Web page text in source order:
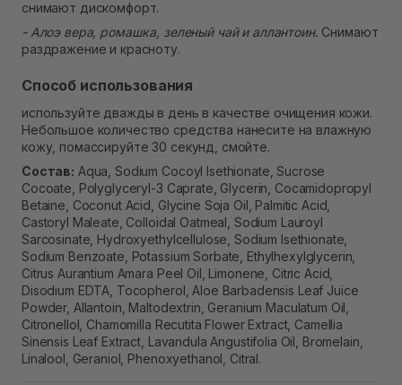
снимают дискомфорт.
- Алоэ вера, ромашка, зеленый чай и аллантоин. Снимают
раздражение и красноту.
Способ использования
используйте дважды в день в качестве очищения кожи.
Небольшое количество средства нанесите на влажную
кожу, помассируйте 30 секунд, смойте.
Состав: Aqua, Sodium Cocoyl Isethionate, Sucrose
Cocoate, Polyglyceryl-3 Caprate, Glycerin, Cocamidopropyl
Betaine, Coconut Acid, Glycine Soja Oil, Palmitic Acid,
Castoryl Maleate, Colloidal Oatmeal, Sodium Lauroyl
Sarcosinate, Hydroxyethylcellulose, Sodium Isethionate,
Sodium Benzoate, Potassium Sorbate, Ethylhexylglycerin,
Citrus Aurantium Amara Peel Oil, Limonene, Citric Acid,
Disodium EDTA, Tocopherol, Aloe Barbadensis Leaf Juice
Powder, Allantoin, Maltodextrin, Geranium Maculatum Oil,
Citronellol, Chamomilla Recutita Flower Extract, Camellia
Sinensis Leaf Extract, Lavandula Angustifolia Oil, Bromelain,
Linalool, Geraniol, Phenoxyethanol, Citral.